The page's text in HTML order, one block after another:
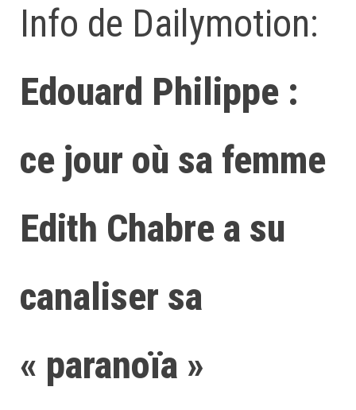
Info de Dailymotion:
Edouard Philippe :
ce jour où sa femme
Edith Chabre a su
canaliser sa
« paranoïa »